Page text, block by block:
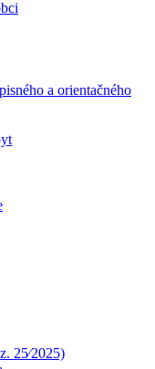
a orientačného
25⁄2025)